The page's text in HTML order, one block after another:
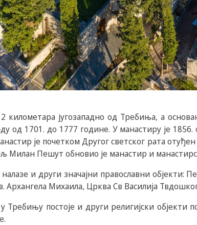
југозападно од Требиња, а
од 1701. до 1777 године. У манастиру је
је почетком Другог светског рата
Милан Пешут обновио је манастир и
и други значајни православни објекти:
Михаила, Црква Св Василија
Требињу постоје и други религијски објекти